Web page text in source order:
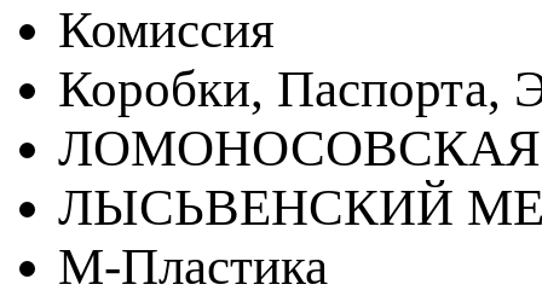
Комиссия
Коробки, Паспорта,
ЛЫСЬВЕНСКИЙ
М-Пластика